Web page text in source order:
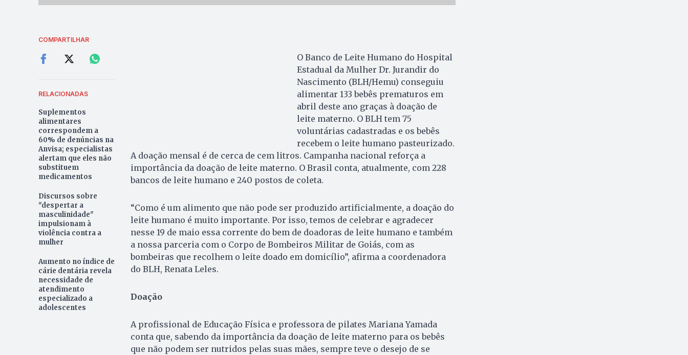
COMPARTILHAR
RELACIONADAS
Suplementos
alimentares
correspondem a
60% de denúncias na
Anvisa; especialistas
alertam que eles não
substituem
medicamentos
Discursos sobre
"despertar a
masculinidade"
impulsionam à
violência contra a
mulher
Aumento no índice de
cárie dentária revela
necessidade de
atendimento
especializado a
adolescentes
O Banco de Leite Humano do Hospital
Estadual da Mulher Dr. Jurandir do
Nascimento (BLH/Hemu) conseguiu
alimentar 133 bebês prematuros em
abril deste ano graças à doação de
leite materno. O BLH tem 75
voluntárias cadastradas e os bebês
recebem o leite humano pasteurizado.
A doação mensal é de cerca de cem litros. Campanha nacional reforça a
importância da doação de leite materno. O Brasil conta, atualmente, com 228
bancos de leite humano e 240 postos de coleta.
“Como é um alimento que não pode ser produzido artificialmente, a doação do
leite humano é muito importante. Por isso, temos de celebrar e agradecer
nesse 19 de maio essa corrente do bem de doadoras de leite humano e também
a nossa parceria com o Corpo de Bombeiros Militar de Goiás, com as
bombeiras que recolhem o leite doado em domicílio”, afirma a coordenadora
do BLH, Renata Leles.
Doação
A profissional de Educação Física e professora de pilates Mariana Yamada
conta que, sabendo da importância da doação de leite materno para os bebês
que não podem ser nutridos pelas suas mães, sempre teve o desejo de se